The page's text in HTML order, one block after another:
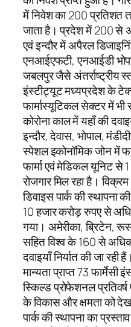
में निवेश का 200 प्रतिशत
जाता है। प्रदेश में 200 से
एवं इन्दौर में अपैरल
एनआईएफटी, एनआईडी
जबलपुर जैसे अंतर्राष्ट्रीय
इंस्टीट्यूट मध्यप्रदेश के
फार्मास्यूटिकल सेक्टर में
कोरोना काल में यहाँ की
इन्दौर, देवास, भोपाल,
स्पेशल इकोनॉमिक जोन में
फार्मा एवं मेडिकल यूनिट से
रोजगार मिल रहा है।
डिवाइस पार्क की स्थापना
10 हजार करोड़ रुपए से
गया। अमेरीका, ब्रिटेन,
सहित विश्व के 160 से
दवाइयाँ निर्यात की जा
मान्यता प्राप्त 73
स्किल्ड प्रोफेशनल प्रतिवर्ष
के विकास और क्षमता को
पार्क की स्थापना का